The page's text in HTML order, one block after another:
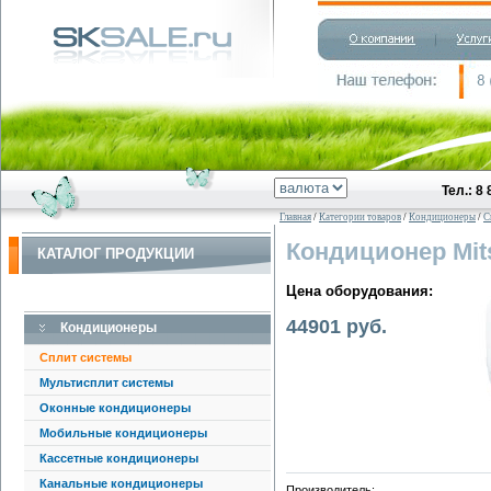
Тел.: 8
КАТАЛОГ ПРОДУКЦИИ
Кондиционеры
Сплит системы
Мультисплит системы
Оконные кондиционеры
Мобильные кондиционеры
Кассетные кондиционеры
Канальные кондиционеры
Главная / Категории товаров / Кондиционеры /
Кондиционер
Цена оборудования:
44901 руб.